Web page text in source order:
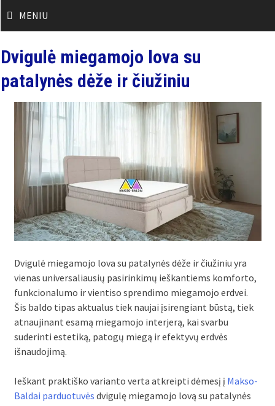
to
MENIU
Dvigulė miegamojo lova su
patalynės dėže ir čiužiniu
Dvigulė miegamojo lova su patalynės dėže ir čiužiniu yra
vienas universaliausių pasirinkimų ieškantiems komforto,
funkcionalumo ir vientiso sprendimo miegamojo erdvei.
Šis baldo tipas aktualus tiek naujai įsirengiant būstą, tiek
atnaujinant esamą miegamojo interjerą, kai svarbu
suderinti estetiką, patogų miegą ir efektyvų erdvės
išnaudojimą.
Ieškant praktiško varianto verta atkreipti dėmesį į Makso-
Baldai parduotuvės dvigulę miegamojo lovą su patalynės